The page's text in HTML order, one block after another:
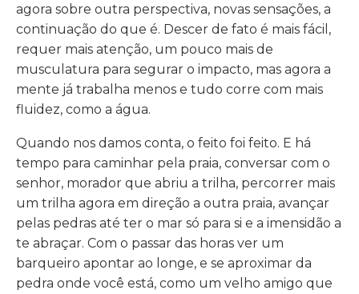
agora sobre outra perspectiva, novas sensações, a
continuação do que é. Descer de fato é mais fácil,
requer mais atenção, um pouco mais de
musculatura para segurar o impacto, mas agora a
mente já trabalha menos e tudo corre com mais
fluidez, como a água.
Quando nos damos conta, o feito foi feito. E há
tempo para caminhar pela praia, conversar com o
senhor, morador que abriu a trilha, percorrer mais
um trilha agora em direção a outra praia, avançar
pelas pedras até ter o mar só para si e a imensidão a
te abraçar. Com o passar das horas ver um
barqueiro apontar ao longe, e se aproximar da
pedra onde você está, como um velho amigo que